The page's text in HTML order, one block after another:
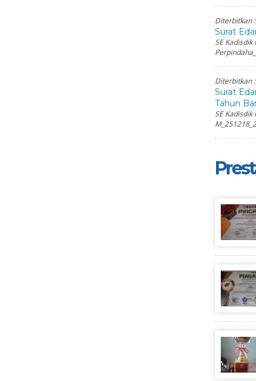
Diterbitkan :
Surat
SE
Diterbitkan :
Surat
Tahun
SE